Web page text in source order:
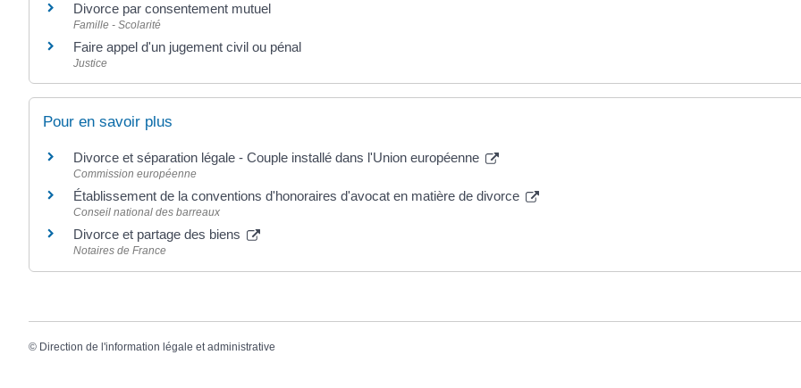
Divorce par consentement mutuel
Famille - Scolarité
Faire appel d'un jugement civil ou pénal
Justice
Pour en savoir plus
Divorce et séparation légale - Couple installé dans l'Union européenne
Commission européenne
Établissement de la conventions d'honoraires d'avocat en matière de divorce
Conseil national des barreaux
Divorce et partage des biens
Notaires de France
© Direction de l'information légale et administrative